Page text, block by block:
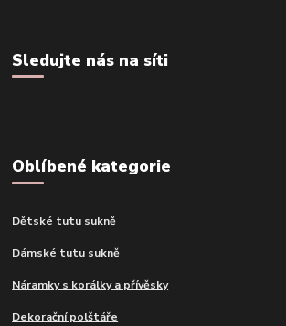
Sledujte nás na síti
Oblíbené kategorie
Dětské tutu sukně
Dámské tutu sukně
Náramky s korálky a přívěsky
Dekorační polštáře